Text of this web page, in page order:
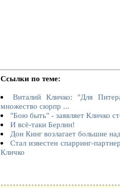
Ссылки по теме:
Виталий Кличко: "Для
множество сюрпр ...
"Бою быть" - заявляет Кличко
И всё-таки Берлин!
Дон Кинг возлагает большие
Стал известен спарринг-
Кличко